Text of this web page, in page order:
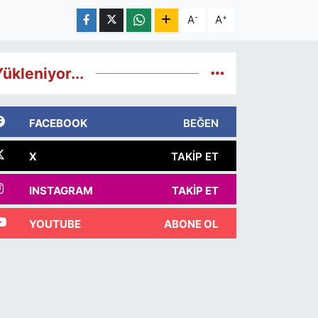
A- A+
FACEBOOK BEĞEN
X TAKIP ET
INSTAGRAM TAKIP ET
YOUTUBE ABONE OL